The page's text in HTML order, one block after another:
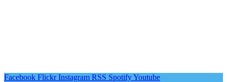
Facebook Flickr Instagram RSS SpotifyYoutube